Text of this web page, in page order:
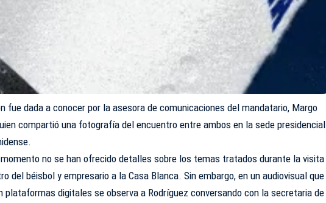
fue dada a conocer por la asesora de comunicaciones del mandatario, Margo
compartió una fotografía del encuentro entre ambos en la sede presidencial
no se han ofrecido detalles sobre los temas tratados durante la visita
del béisbol y empresario a la Casa Blanca. Sin embargo, en un audiovisual que
plataformas digitales se observa a Rodríguez conversando con la secretaria de